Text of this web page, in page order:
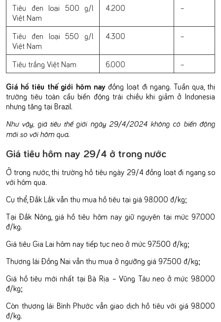
Tiêu đen loại 500 g/l
Việt Nam
4.200 –
Tiêu đen loại 550 g/l
Việt Nam
4.300 –
Tiêu trắng Việt Nam 6.000 –
Giá hồ tiêu thế giới hôm nayđồng loạt đi ngang. Tuần qua, thị
trường tiêu toàn cầu biến động trái chiều khi giảm ở Indonesia
nhưng tăng tại Brazil.
Như vậy, giá tiêu thế giới ngày 29/4/2024 không có biến động
mới so với hôm qua.
Giá tiêu hôm nay 29/4 ở trong nước
Ở trong nước, thị trường hồ tiêu ngày 29/4 đồng loạt đi ngang so
với hôm qua.
Cụ thể, Đắk Lắk vẫn thu mua hồ tiêu tại giá 98.000 đ/kg;
Tại Đắk Nông, giá hồ tiêu hôm nay giữ nguyên tại mức 97.000
đ/kg.
Giá tiêu Gia Lai hôm nay tiếp tục neo ở mức 97.500 đ/kg;
Thương lái Đồng Nai vẫn thu mua ở ngưỡng giá 97.500 đ/kg;
Giá hồ tiêu mới nhất tại Bà Rịa – Vũng Tàu neo ở mức 98.000
đ/kg;
Còn thương lái Bình Phước vẫn giao dịch hồ tiêu với giá 98.000
đ/kg.